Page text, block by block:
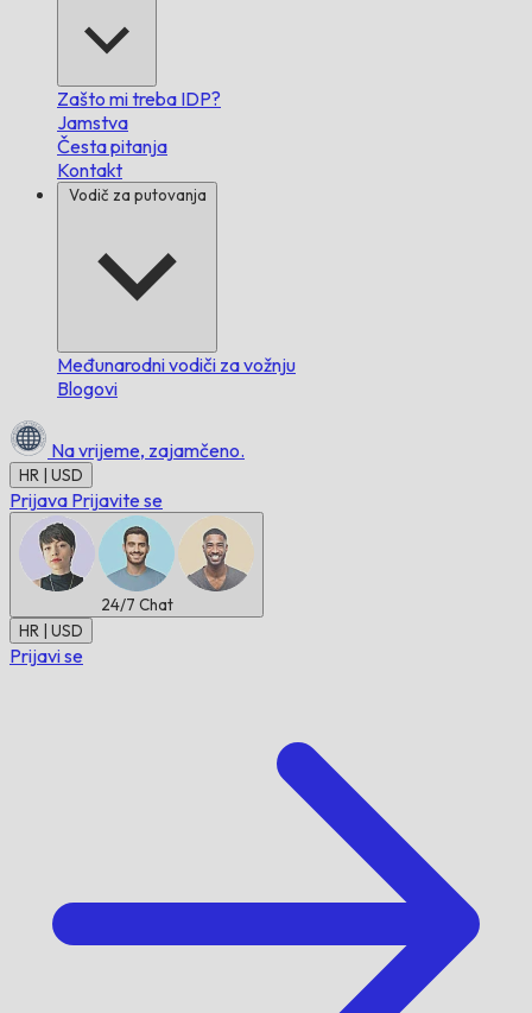
Zašto mi treba IDP?
Jamstva
Česta pitanja
Kontakt
Vodič za putovanja
Međunarodni vodiči za vožnju
Blogovi
Na vrijeme, zajamčeno.
HR | USD
Prijava Prijavite se
24/7 Chat
HR | USD
Prijavi se